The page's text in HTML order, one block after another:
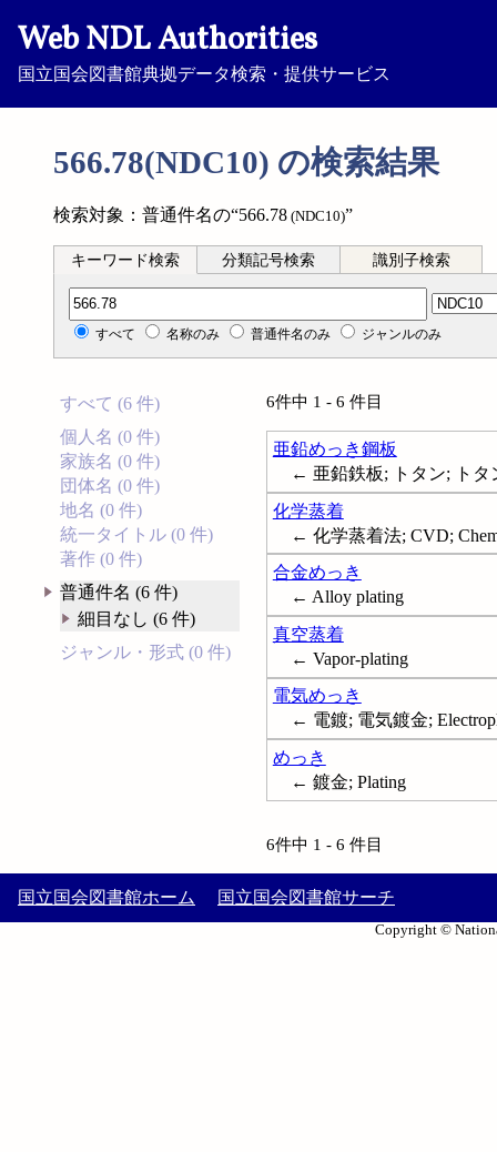
Web NDL Authorities
国立国会図書館典拠データ検索・提供サービス
566.78(NDC10) の検索結果
検索対象：普通件名の“566.78 (NDC10)”
キーワード検索 分類記号検索 識別子検索
分類記号検索
すべて 名称のみ 普通件名のみ ジャンルのみ
すべて (6 件)
個人名 (0 件)
家族名 (0 件)
団体名 (0 件)
地名 (0 件)
統一タイトル (0 件)
著作 (0 件)
普通件名 (6 件)
細目なし (6 件)
ジャンル・形式 (0 件)
6件中 1 - 6 件目
亜鉛めっき鋼板
← 亜鉛鉄板; トタン; トタ
化学蒸着
← 化学蒸着法; CVD;
合金めっき
← Alloy plating
真空蒸着
← Vapor-plating
電気めっき
← 電鍍; 電気鍍金;
めっき
← 鍍金; Plating
6件中 1 - 6 件目
国立国会図書館ホーム 国立国会図書館サーチ
Copyright ©